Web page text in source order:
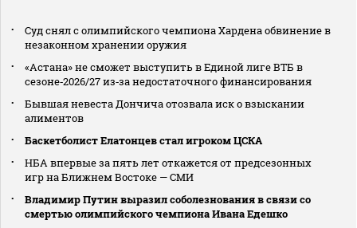
Суд снял с олимпийского чемпиона Хардена обвинение в
незаконном хранении оружия
«Астана» не сможет выступить в Единой лиге ВТБ в
сезоне‑2026/27 из‑за недостаточного финансирования
Бывшая невеста Дончича отозвала иск о взыскании
алиментов
Баскетболист Елатонцев стал игроком ЦСКА
НБА впервые за пять лет откажется от предсезонных
игр на Ближнем Востоке — СМИ
Владимир Путин выразил соболезнования в связи со
смертью олимпийского чемпиона Ивана Едешко